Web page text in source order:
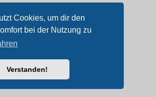
Cookies, um dir den
bei der Nutzung zu
Verstanden!